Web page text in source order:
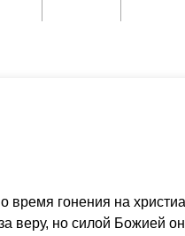
время гонения на
веру, но силой Божией